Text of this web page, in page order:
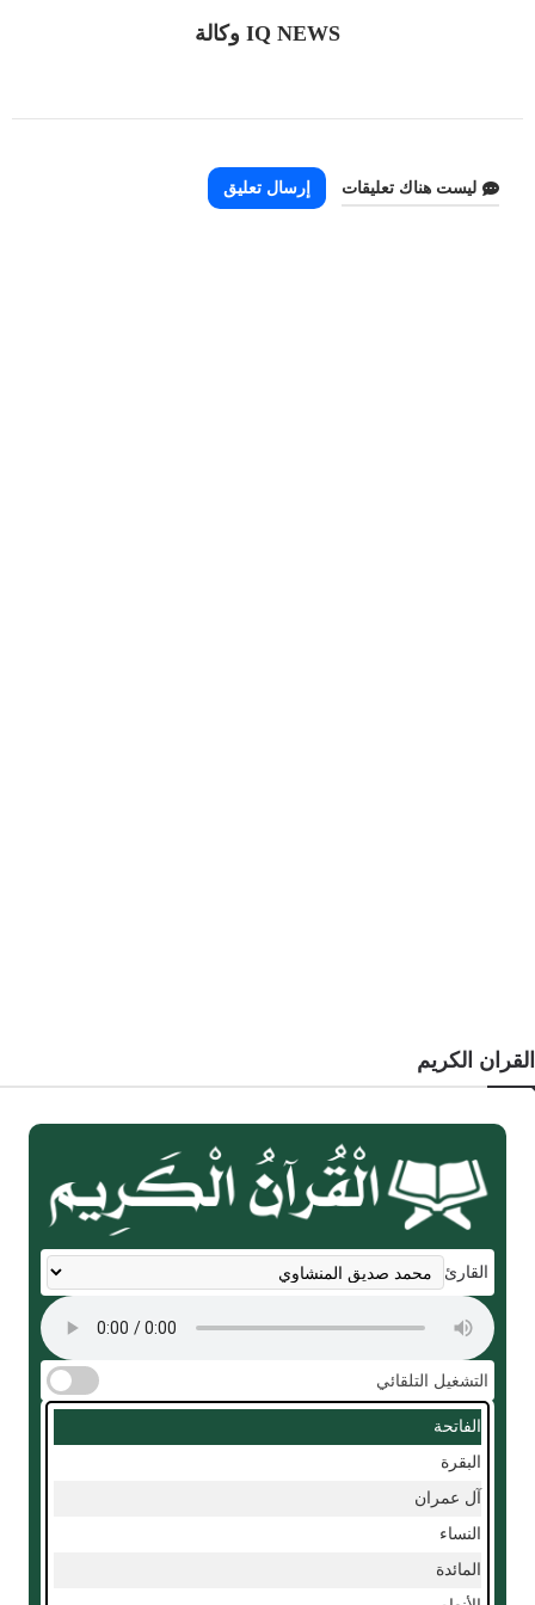
IQ NEWS وكالة
ليست هناك تعليقات إرسال تعليق
القران الكريم
القارئ
التشغيل التلقائي
الفاتحة
البقرة
آل عمران
النساء
المائدة